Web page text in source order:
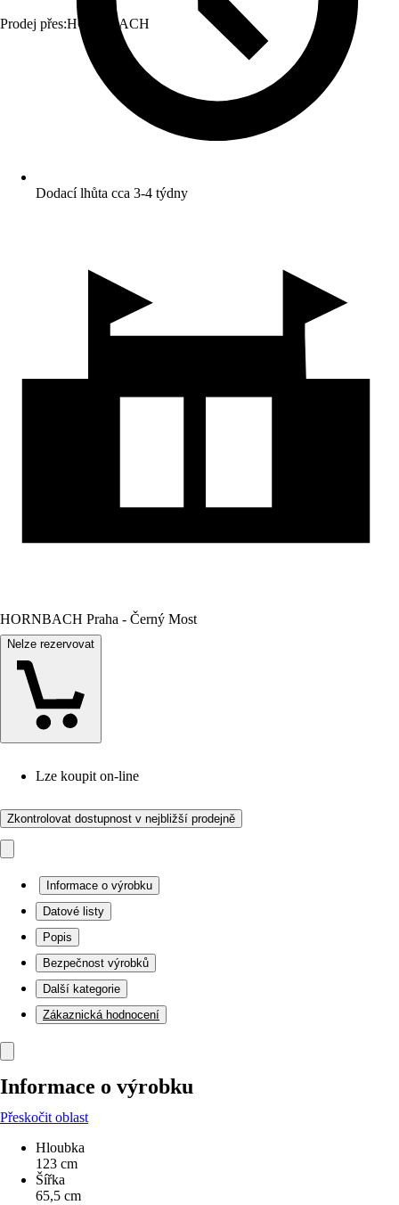
Prodej přes:HORNBACH
Dodací lhůta cca 3-4 týdny
HORNBACH Praha - Černý Most
Nelze rezervovat
Lze koupit on-line
Zkontrolovat dostupnost v nejbližší prodejně
Informace o výrobku
Datové listy
Popis
Bezpečnost výrobků
Další kategorie
Zákaznická hodnocení
Informace o výrobku
Přeskočit oblast
Hloubka
123 cm
Šířka
65,5 cm